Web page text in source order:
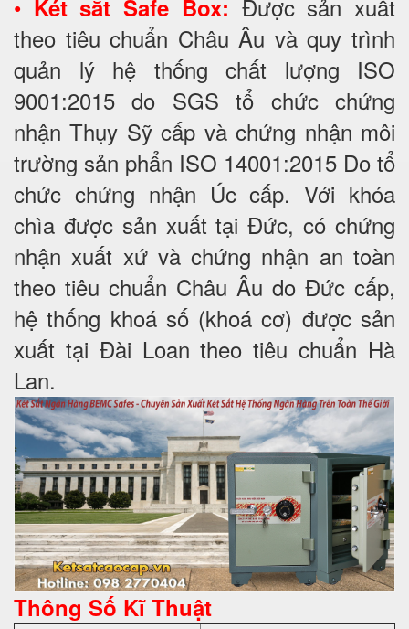
• Két sắt Safe Box: Được sản xuất
theo tiêu chuẩn Châu Âu và quy trình
quản lý hệ thống chất lượng ISO
9001:2015 do SGS tổ chức chứng
nhận Thụy Sỹ cấp và chứng nhận môi
trường sản phẩn ISO 14001:2015 Do tổ
chức chứng nhận Úc cấp. Với khóa
chìa được sản xuất tại Đức, có chứng
nhận xuất xứ và chứng nhận an toàn
theo tiêu chuẩn Châu Âu do Đức cấp,
hệ thống khoá số (khoá cơ) được sản
xuất tại Đài Loan theo tiêu chuẩn Hà
Lan.
Thông Số Kĩ Thuật